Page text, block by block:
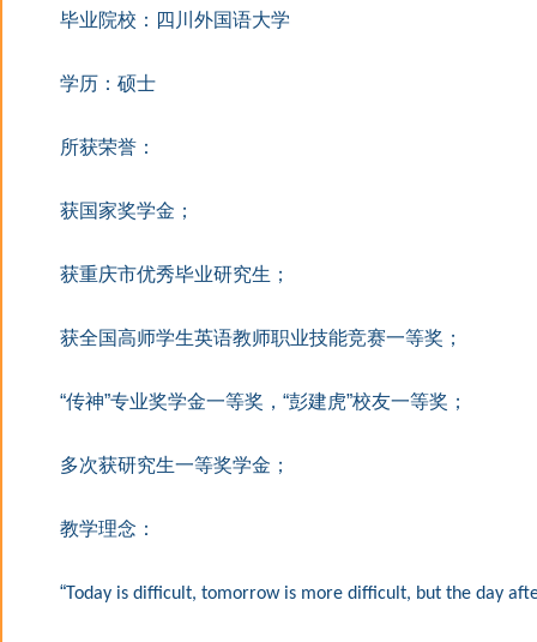
毕业院校：四川外国语大学
学历：硕士
所获荣誉：
获国家奖学金；
获重庆市优秀毕业研究生；
获全国高师学生英语教师职业技能竞赛一等奖；
“传神”专业奖学金一等奖，“彭建虎”校友一等奖；
多次获研究生一等奖学金；
教学理念：
“Today is difficult, tomorrow is more difficult, but the day